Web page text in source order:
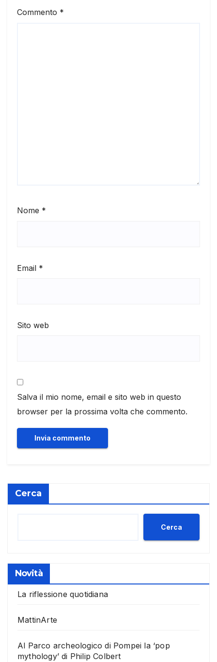
Commento *
Nome *
Email *
Sito web
Salva il mio nome, email e sito web in questo
browser per la prossima volta che commento.
Cerca
Cerca
Novità
La riflessione quotidiana
MattinArte
Al Parco archeologico di Pompei la ‘pop
mythology’ di Philip Colbert